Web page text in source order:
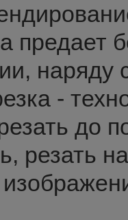
предает
наряду
-
до
резать